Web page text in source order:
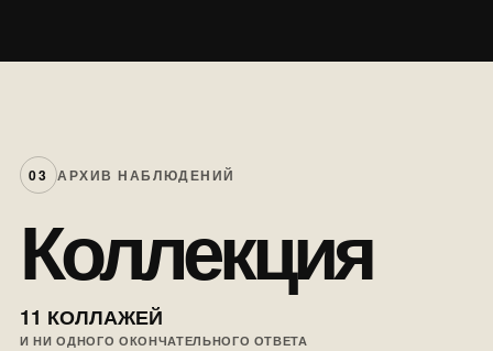
03 АРХИВ НАБЛЮДЕНИЙ
Коллекция
11 КОЛЛАЖЕЙ
И НИ ОДНОГО ОКОНЧАТЕЛЬНОГО ОТВЕТА